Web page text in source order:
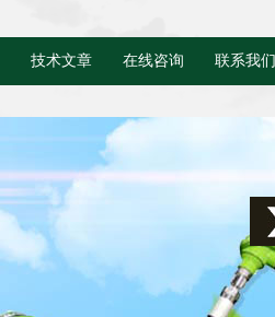
技术文章 在线咨询 联系我们